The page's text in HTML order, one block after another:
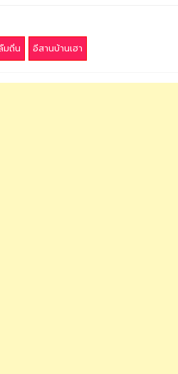
มถิ่น อีสานบ้านเฮา